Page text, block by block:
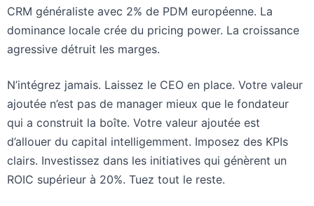
CRM généraliste avec 2% de PDM européenne. La
dominance locale crée du pricing power. La croissance
agressive détruit les marges.
N’intégrez jamais. Laissez le CEO en place. Votre valeur
ajoutée n’est pas de manager mieux que le fondateur
qui a construit la boîte. Votre valeur ajoutée est
d’allouer du capital intelligemment. Imposez des KPIs
clairs. Investissez dans les initiatives qui génèrent un
ROIC supérieur à 20%. Tuez tout le reste.